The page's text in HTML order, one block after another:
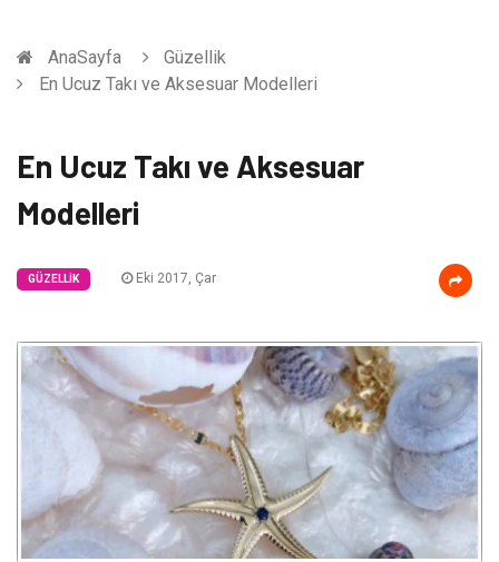
AnaSayfa
Güzellik
En Ucuz Takı ve Aksesuar Modelleri
En Ucuz Takı ve Aksesuar
Modelleri
GÜZELLIK Eki 2017, Çar